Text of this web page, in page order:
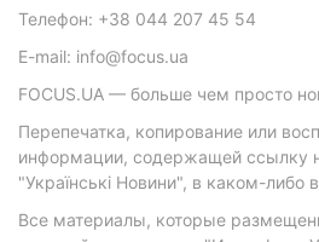
Телефон: +38 044 207 45 54
E-mail: info@focus.ua
FOCUS.UA — больше чем просто
Перепечатка, копирование или
информации, содержащей ссылку
"Українські Новини", в каком-либо
Все материалы, которые